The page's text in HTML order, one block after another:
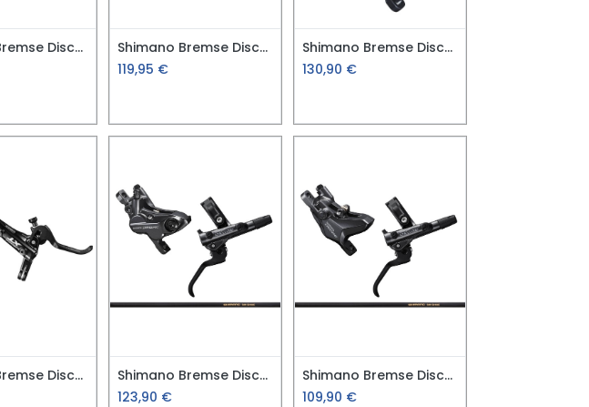
Shimano Bremse Disc-Set VR Deore M6120 4-K
Shimano Bremse Disc-Set VR Deore M6100 2-K
119,95 €
Shimano Bremse Disc-Set HR SLX M7100
130,90 €
Shimano Bremse Disc-Set HR XT M8000
Shimano Bremse Disc-Set HR Deore M6120 4-K
123,90 €
Shimano Bremse Disc-Set HR Deore M6100 2K
109,90 €